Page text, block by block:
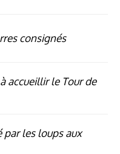
consignés
accueillir le Tour de
par les loups aux